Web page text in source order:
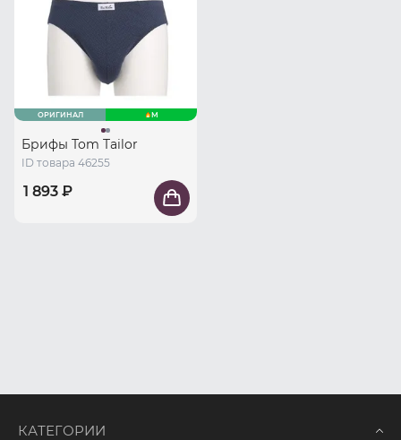
ОРИГИНАЛ M
Брифы Tom Tailor
ID товара 46255
1 893 ₽
КАТЕГОРИИ